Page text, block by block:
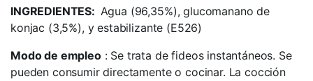
INGREDIENTES: Agua (96,35%), glucomanano de
konjac (3,5%), y estabilizante (E526)
Modo de empleo: Se trata de fideos instantáneos. Se
pueden consumir directamente o cocinar. La cocción